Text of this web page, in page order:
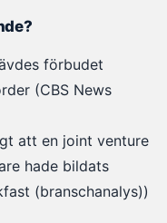
förbudet
(CBS News
att en joint venture
hade bildats
(branschanalys))